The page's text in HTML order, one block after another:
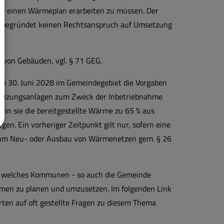
einen Wärmeplan erarbeiten zu müssen. Der
keinen Rechtsanspruch auf Umsetzung
Gebäuden, vgl. § 71 GEG.
30. Juni 2028 im Gemeindegebiet die Vorgaben
zum Zweck der Inbetriebnahme
sie die bereitgestellte Wärme zu 65 % aus
Ein vorheriger Zeitpunkt gilt nur, sofern eine
Neu- oder Ausbau von Wärmenetzen gem. § 26
Kommunen - so auch die Gemeinde
zu planen und umzusetzen. Im folgenden Link
auf oft gestellte Fragen zu diesem Thema